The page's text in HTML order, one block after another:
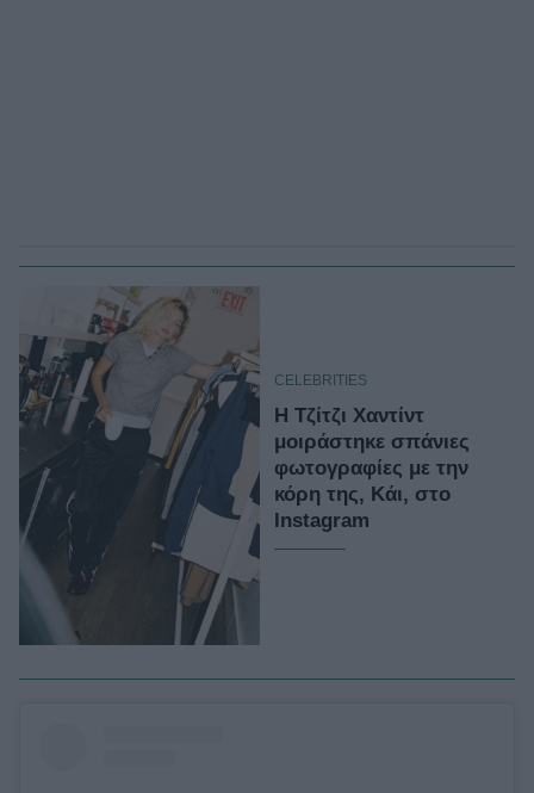
CELEBRITIES
H Τζίτζι Χαντίντ
μοιράστηκε σπάνιες
φωτογραφίες με την
κόρη της, Κάι, στο
Instagram